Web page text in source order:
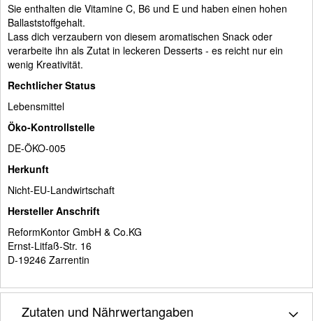
Sie enthalten die Vitamine C, B6 und E und haben einen hohen
Ballaststoffgehalt.
Lass dich verzaubern von diesem aromatischen Snack oder
verarbeite ihn als Zutat in leckeren Desserts - es reicht nur ein
wenig Kreativität.
Rechtlicher Status
Lebensmittel
Öko-Kontrollstelle
DE-ÖKO-005
Herkunft
Nicht-EU-Landwirtschaft
Hersteller Anschrift
ReformKontor GmbH & Co.KG
Ernst-Litfaß-Str. 16
D-19246 Zarrentin
Zutaten und Nährwertangaben